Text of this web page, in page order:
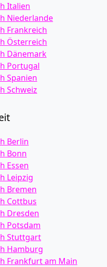
Italien
Niederlande
Frankreich
Österreich
Dänemark
Portugal
Spanien
Schweiz
Berlin
Bonn
Essen
Leipzig
Bremen
Cottbus
Dresden
Potsdam
Stuttgart
Hamburg
Frankfurt am Main